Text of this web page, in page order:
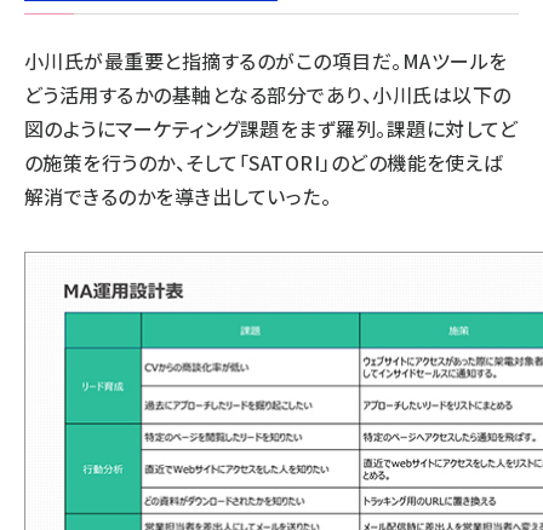
小川氏が最重要と指摘するのがこの項目だ。MAツールを
どう活用するかの基軸となる部分であり、小川氏は以下の
図のようにマーケティング課題をまず羅列。課題に対してど
の施策を行うのか、そして「SATORI」のどの機能を使えば
解消できるのかを導き出していった。